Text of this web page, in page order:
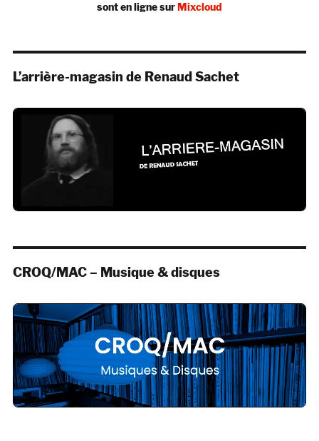
sont en ligne surMixcloud
L’arrière-magasin de Renaud Sachet
CROQ/MAC – Musique & disques